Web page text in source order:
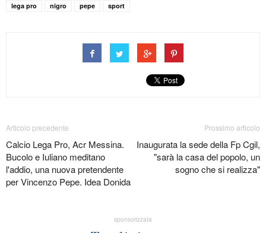
lega pro
nigro pepe sport
Articolo precedente
Calcio Lega Pro, Acr Messina.
Bucolo e Iuliano meditano
l'addio, una nuova pretendente
per Vincenzo Pepe. Idea Donida
Prossimo articolo
Inaugurata la sede della Fp Cgil,
"sarà la casa del popolo, un
sogno che si realizza"
sponsorizzata